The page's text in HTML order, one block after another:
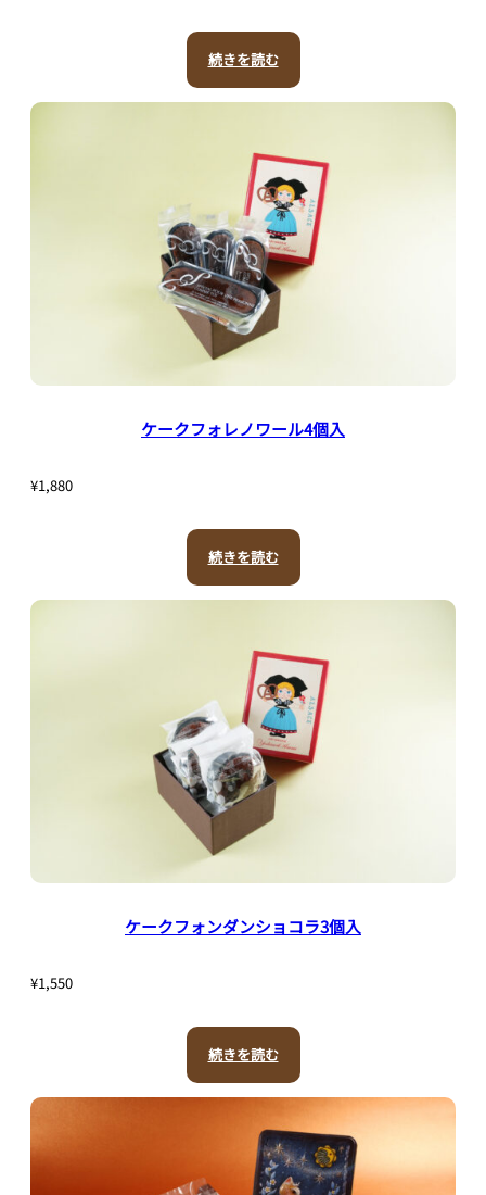
続きを読む
ケークフォレノワール4個入
¥1,880
続きを読む
ケークフォンダンショコラ3個入
¥1,550
続きを読む